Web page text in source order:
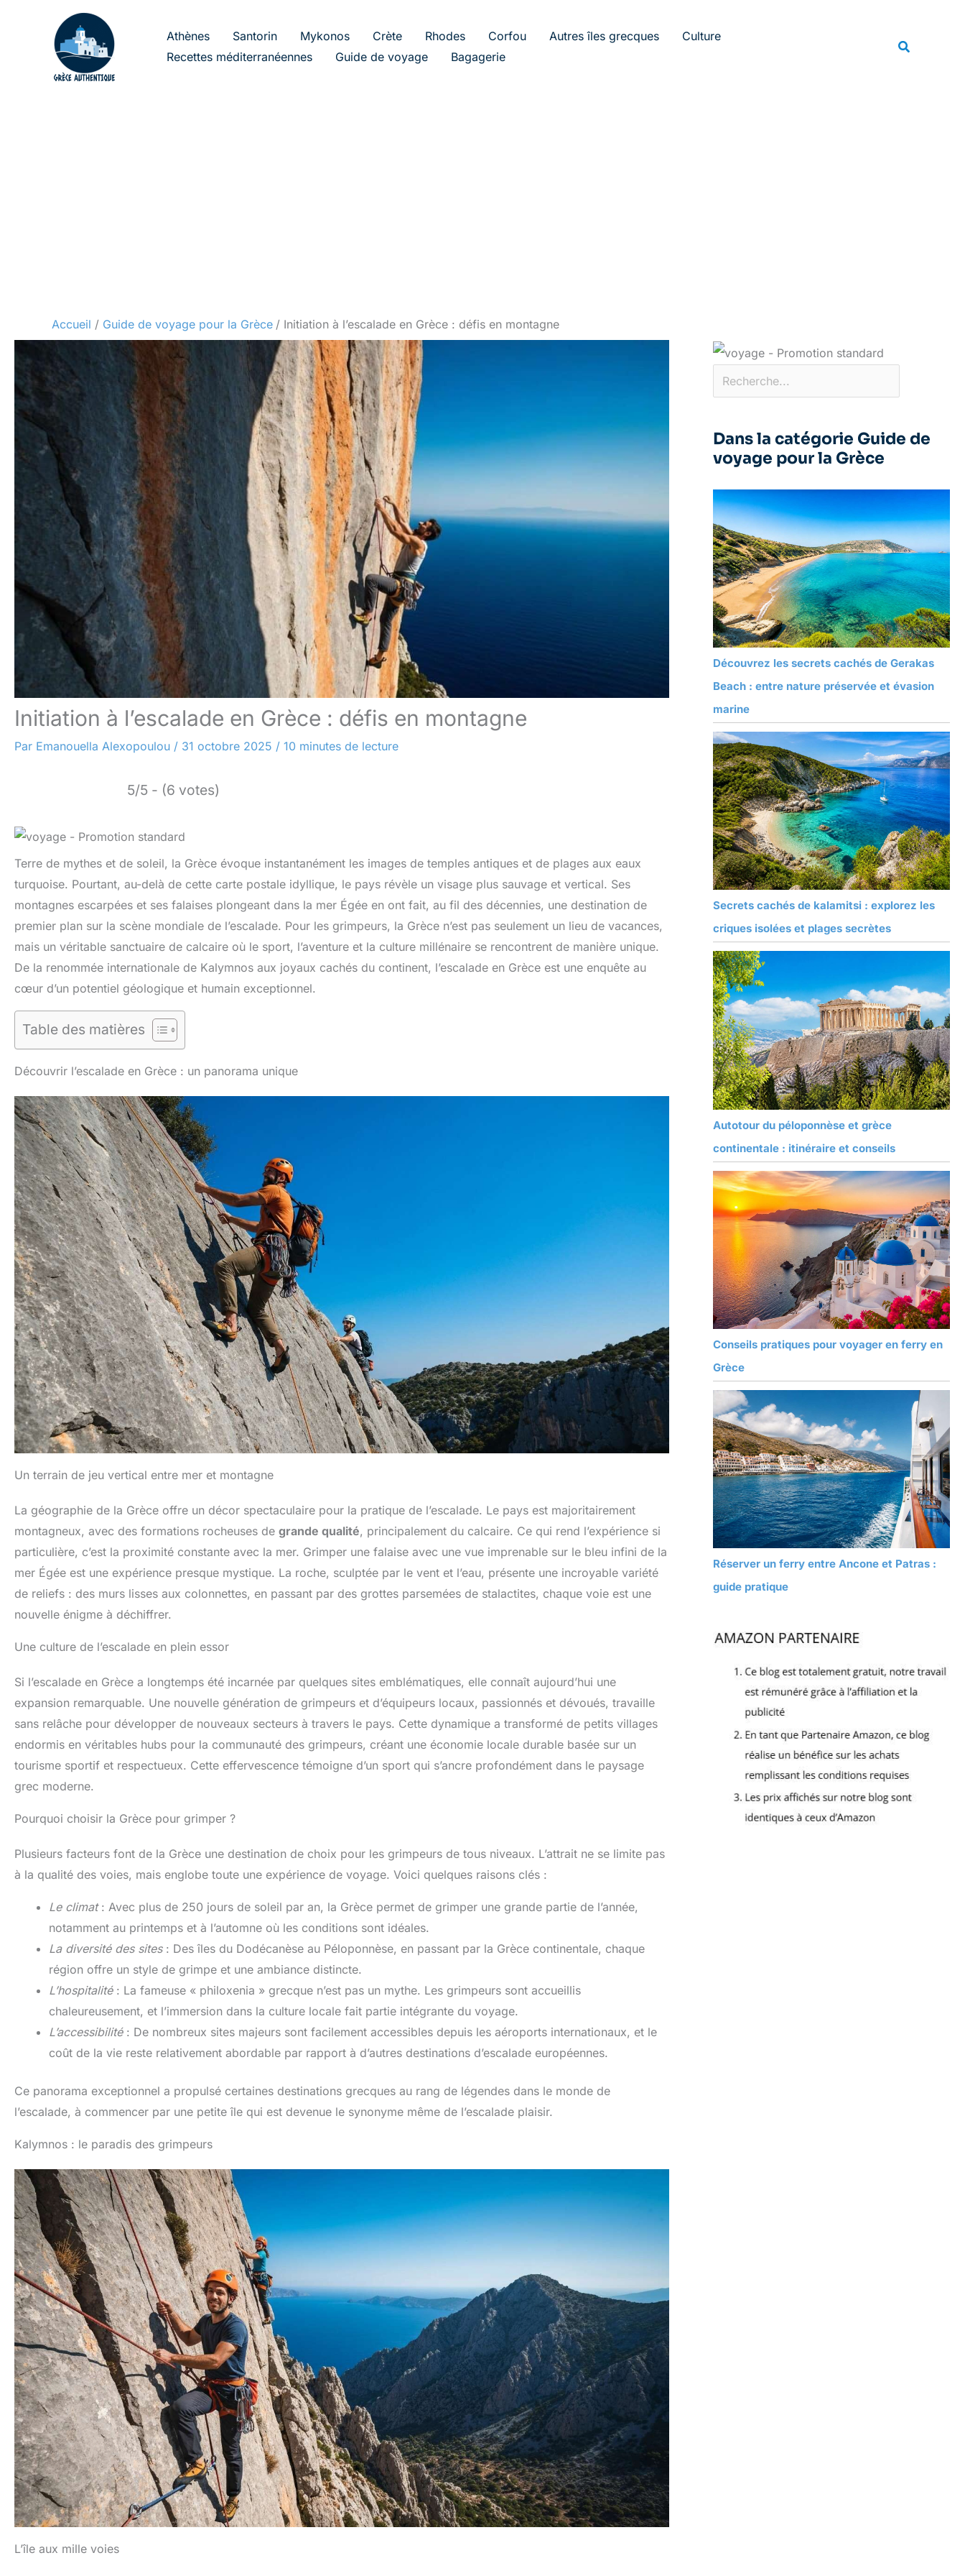
Athènes Santorin Mykonos Crète Rhodes Corfou Autres îles grecques
Culture
Recettes méditerranéennes
Guide de voyage Bagagerie
Accueil Guide de voyage pour la Grèce Initiation à l’escalade en Grèce : défis en montagne
Initiation à l’escalade en Grèce : défis en montagne
Par Emanouella Alexopoulou / 31 octobre 2025 / 10 minutes de lecture
5/5 - (6 votes)
Terre de mythes et de soleil, la Grèce évoque instantanément les images de temples antiques et de plages aux eaux
turquoise. Pourtant, au-delà de cette carte postale idyllique, le pays révèle un visage plus sauvage et vertical. Ses
montagnes escarpées et ses falaises plongeant dans la mer Égée en ont fait, au fil des décennies, une destination de
premier plan sur la scène mondiale de l’escalade. Pour les grimpeurs, la Grèce n’est pas seulement un lieu de vacances,
mais un véritable sanctuaire de calcaire où le sport, l’aventure et la culture millénaire se rencontrent de manière unique.
De la renommée internationale de Kalymnos aux joyaux cachés du continent, l’escalade en Grèce est une enquête au
cœur d’un potentiel géologique et humain exceptionnel.
Table des matières
Découvrir l’escalade en Grèce : un panorama unique
Un terrain de jeu vertical entre mer et montagne
La géographie de la Grèce offre un décor spectaculaire pour la pratique de l’escalade. Le pays est majoritairement
montagneux, avec des formations rocheuses de grande qualité, principalement du calcaire. Ce qui rend l’expérience si
particulière, c’est la proximité constante avec la mer. Grimper une falaise avec une vue imprenable sur le bleu infini de la
mer Égée est une expérience presque mystique. La roche, sculptée par le vent et l’eau, présente une incroyable variété
de reliefs : des murs lisses aux colonnettes, en passant par des grottes parsemées de stalactites, chaque voie est une
nouvelle énigme à déchiffrer.
Une culture de l’escalade en plein essor
Si l’escalade en Grèce a longtemps été incarnée par quelques sites emblématiques, elle connaît aujourd’hui une
expansion remarquable. Une nouvelle génération de grimpeurs et d’équipeurs locaux, passionnés et dévoués, travaille
sans relâche pour développer de nouveaux secteurs à travers le pays. Cette dynamique a transformé de petits villages
endormis en véritables hubs pour la communauté des grimpeurs, créant une économie locale durable basée sur un
tourisme sportif et respectueux. Cette effervescence témoigne d’un sport qui s’ancre profondément dans le paysage
grec moderne.
Pourquoi choisir la Grèce pour grimper ?
Plusieurs facteurs font de la Grèce une destination de choix pour les grimpeurs de tous niveaux. L’attrait ne se limite pas
à la qualité des voies, mais englobe toute une expérience de voyage. Voici quelques raisons clés :
Le climat: Avec plus de 250 jours de soleil par an, la Grèce permet de grimper une grande partie de l’année,
notamment au printemps et à l’automne où les conditions sont idéales.
La diversité des sites: Des îles du Dodécanèse au Péloponnèse, en passant par la Grèce continentale, chaque
région offre un style de grimpe et une ambiance distincte.
L’hospitalité: La fameuse « philoxenia » grecque n’est pas un mythe. Les grimpeurs sont accueillis
chaleureusement, et l’immersion dans la culture locale fait partie intégrante du voyage.
L’accessibilité: De nombreux sites majeurs sont facilement accessibles depuis les aéroports internationaux, et le
coût de la vie reste relativement abordable par rapport à d’autres destinations d’escalade européennes.
Ce panorama exceptionnel a propulsé certaines destinations grecques au rang de légendes dans le monde de
l’escalade, à commencer par une petite île qui est devenue le synonyme même de l’escalade plaisir.
Kalymnos : le paradis des grimpeurs
L’île aux mille voies
Dans la catégorie Guide de
voyage pour la Grèce
Découvrez les secrets cachés de Gerakas
Beach : entre nature préservée et évasion
marine
Secrets cachés de kalamitsi : explorez les
criques isolées et plages secrètes
Autotour du péloponnèse et grèce
continentale : itinéraire et conseils
Conseils pratiques pour voyager en ferry en
Grèce
Réserver un ferry entre Ancone et Patras :
guide pratique